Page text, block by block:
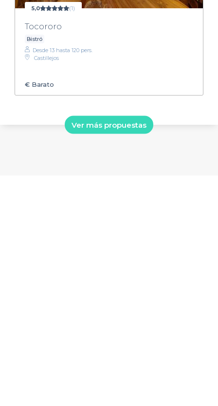
5,0 (1)
Tocororo
Bistró
Desde 13 hasta 120 pers.
Castillejos
€ Barato
Ver más propuestas